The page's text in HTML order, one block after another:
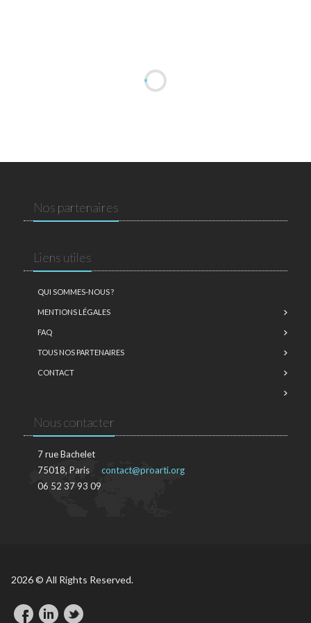
Nos partenaires
Liens utiles
QUI SOMMES-NOUS ?
MENTIONS LÉGALES
FAQ
TOUS NOS PARTENAIRES
CONTACT
Nous contacter
7 rue Bachelet
75018, Paris
06 52 37 93 09
contact@proarti.org
2026 © All Rights Reserved.